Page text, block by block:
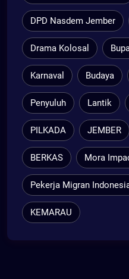
DPD Nasdem Jember
Drama Kolosal
Karnaval Budaya
Penyuluh Lantik
PILKADA JEMBER
BERKAS Mora
Pekerja Migran
KEMARAU